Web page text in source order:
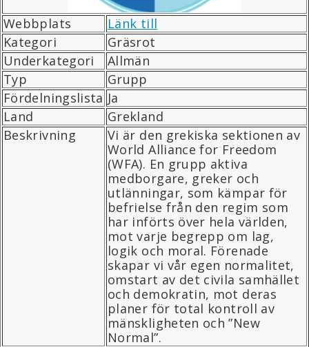
Webbplats
Länk till
Kategori
Gräsrot
Underkategori
Allmän
Typ
Grupp
Fördelningslista Ja
Land
Grekland
Beskrivning
Vi är den grekiska sektionen av
World Alliance for Freedom
(WFA). En grupp aktiva
medborgare, greker och
utlänningar, som kämpar för
befrielse från den regim som
har införts över hela världen,
mot varje begrepp om lag,
logik och moral. Förenade
skapar vi vår egen normalitet,
omstart av det civila samhället
och demokratin, mot deras
planer för total kontroll av
mänskligheten och ”New
Normal”.